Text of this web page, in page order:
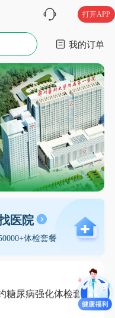
打开APP
入职体检 我的订单
医院
体检套餐
糖尿病强化体检套餐 1分